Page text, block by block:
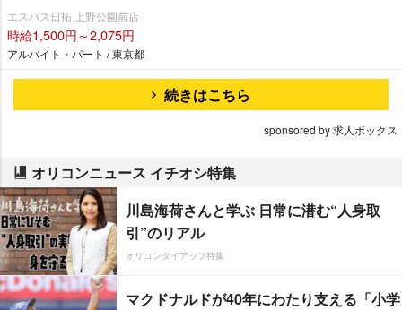
エスパス日拓 上野公園前店
時給1,500円～2,075円
アルバイト・パート / 東京都
続きはこちら
sponsored by 求人ボックス
オリコンニュース イチオシ特集
川島海荷さんと学ぶ 日常に潜む“人身取
引”のリアル
オリコンタイアップ特集
マクドナルドが40年にわたり支える「小学